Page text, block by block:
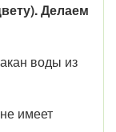
Делаем
воды из
имеет